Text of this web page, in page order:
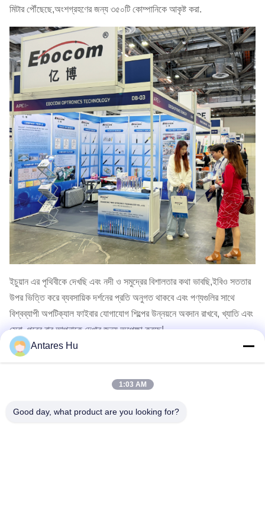
মিটার পৌঁছেছে,অংশগ্রহণের জন্য ৩৫০টি কোম্পানিকে আকৃষ্ট করা.
ইচুয়ান এর পৃথিবীকে দেখছি এবং নদী ও সমুদ্রের বিশালতার কথা ভাবছি,ইবিও সততার
উপর ভিত্তি করে ব্যবসায়িক দর্শনের প্রতি অনুগত থাকবে এবং পণ্যগুলির সাথে
বিশ্বব্যাপী অপটিক্যাল ফাইবার যোগাযোগ শিল্পের উন্নয়নে অবদান রাখবে, খ্যাতি এবং
সেবা. পরের বার আপনাকে দেখার জন্য অপেক্ষা করছে!
Antares Hu
1:03 AM
Good day, what product are you looking for?